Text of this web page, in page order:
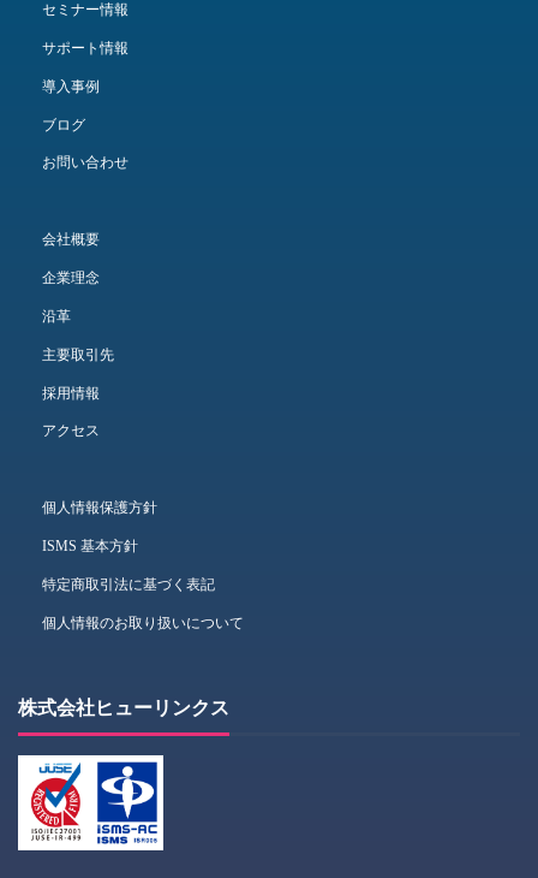
セミナー情報
サポート情報
導入事例
ブログ
お問い合わせ
会社概要
企業理念
沿革
主要取引先
採用情報
アクセス
個人情報保護方針
ISMS 基本方針
特定商取引法に基づく表記
個人情報のお取り扱いについて
株式会社ヒューリンクス